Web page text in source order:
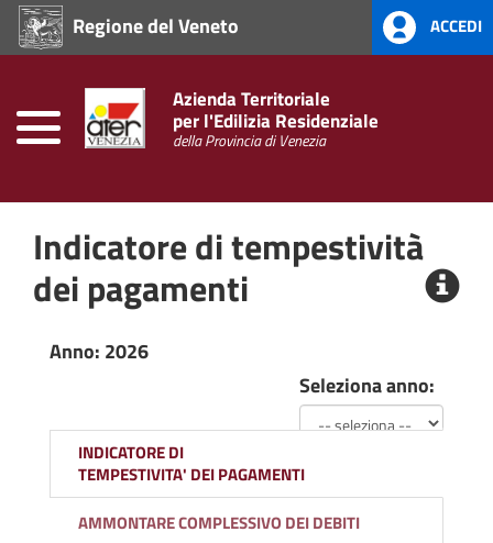
Regione del Veneto ACCEDI
Azienda Territoriale
per l'Edilizia Residenziale
della Provincia di Venezia
Home
Prevenzione
alla
Corruzione
Amministrazione
Trasparente
Indicatore di tempestività
dei pagamenti
Anno: 2026
Seleziona anno:
INDICATORE DI
TEMPESTIVITA' DEI PAGAMENTI
AMMONTARE COMPLESSIVO DEI DEBITI